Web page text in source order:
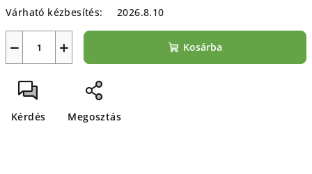
Várható kézbesítés:
2026.8.10
+
− Kosárba
Kérdés Megosztás